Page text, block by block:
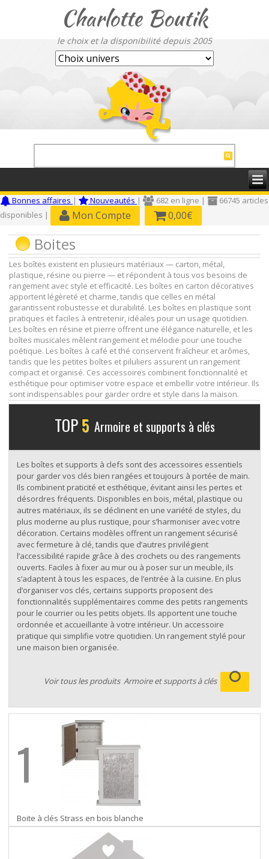
Charlotte Boutik
le choix et la disponibilité depuis 2005
Bonnes affaires | Nouveautés | 682 en ligne |
66745 articles
disponibles |
Mon Compte 0,00€
Boites
Les boîtes existent en plusieurs matériaux — carton, métal,
plastique, résine ou pierre — et répondent à tous vos besoins de
rangement avec style et efficacité. Les boîtes en carton décoratives
apportent légèreté et charme, tandis que celles en métal
garantissent robustesse et durabilité. Les boîtes en plastique sont
pratiques et faciles à entretenir, idéales pour un usage quotidien.
Les boîtes en résine et pierre offrent une élégance naturelle, et les
boîtes musicales mêlent rangement et mélodie pour une touche
poétique. Les boîtes à café et thé conservent fraîcheur et arômes,
tandis que les petites boîtes et piluliers assurent un rangement
compact et organisé. Ces accessoires combinent fonctionnalité et
esthétique pour optimiser votre espace et embellir votre intérieur. Ils
sont indispensables pour garder ordre et style dans la maison.
TOP5 Armoire et supports à clés
Les boîtes et supports à clefs sont des accessoires essentiels
pour garder vos clés bien rangées et toujours à portée de main.
Ils combinent praticité et esthétique, évitant ainsi les pertes et
désordres fréquents. Disponibles en bois, métal, plastique ou
autres matériaux, ils se déclinent en une variété de styles, du
plus moderne au plus rustique, pour s’harmoniser avec votre
décoration. Certains modèles offrent un rangement sécurisé
avec fermeture à clé, tandis que d’autres privilégient
l’accessibilité rapide grâce à des crochets ou des rangements
ouverts. Faciles à fixer au mur ou à poser sur un meuble, ils
s’adaptent à tous les espaces, de l’entrée à la cuisine. En plus
d’organiser vos clés, certains supports proposent des
fonctionnalités supplémentaires comme des petits rangements
pour le courrier ou les petits objets. Ils apportent une touche
ordonnée et accueillante à votre intérieur. Un accessoire
pratique qui simplifie votre quotidien. Un rangement stylé pour
une maison bien organisée.
Voir tous les produits Armoire et supports à clés
1
Boite à clés Strass en bois blanche